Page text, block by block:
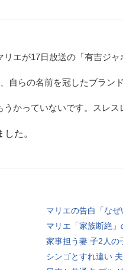
リエが17日放送の「有吉ジャ
自らの名前を冠したブラン
うかっていないです。スレ
た。
マリエの告白「なぜ
マリエ「家族断絶」
家事担う妻 子2人の
シンゴとすれ違い